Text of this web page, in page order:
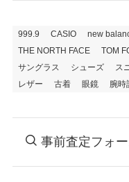
999.9 CASIO new
THE NORTH FACE
TOM
サングラス
シューズ ス
レザー
古着 眼鏡 腕時
事前査定フォ